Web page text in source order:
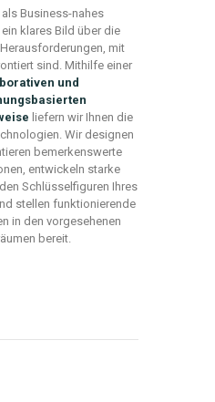
Business-nahes
ein klares Bild über die
n, mit
sind. Mithilfe einer
und
liefern wir Ihnen die
. Wir designen
bemerkenswerte
entwickeln starke
Schlüsselfiguren Ihres
stellen funktionierende
in den vorgesehenen
bereit.